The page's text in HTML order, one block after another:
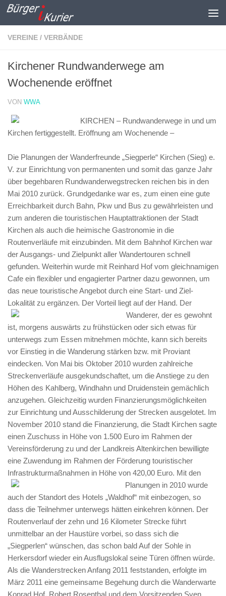
Zum Inhalt springen
VEREINE / VERBÄNDE
Kirchener Rundwanderwege am
Wochenende eröffnet
VON WWA
KIRCHEN – Rundwanderwege in und um
Kirchen fertiggestellt. Eröffnung am Wochenende –
Die Planungen der Wanderfreunde „Siegperle“ Kirchen (Sieg) e.
V. zur Einrichtung von permanenten und somit das ganze Jahr
über begehbaren Rundwanderwegstrecken reichen bis in den
Mai 2010 zurück. Grundgedanke war es, zum einen eine gute
Erreichbarkeit durch Bahn, Pkw und Bus zu gewährleisten und
zum anderen die touristischen Hauptattraktionen der Stadt
Kirchen als auch die heimische Gastronomie in die
Routenverläufe mit einzubinden. Mit dem Bahnhof Kirchen war
der Ausgangs- und Zielpunkt aller Wandertouren schnell
gefunden. Weiterhin wurde mit Reinhard Hof vom gleichnamigen
Cafe ein flexibler und engagierter Partner dazu gewonnen, um
das neue touristische Angebot durch eine Start- und Ziel-
Lokalität zu ergänzen. Der Vorteil liegt auf der Hand. Der
Wanderer, der es gewohnt
ist, morgens auswärts zu frühstücken oder sich etwas für
unterwegs zum Essen mitnehmen möchte, kann sich bereits
vor Einstieg in die Wanderung stärken bzw. mit Proviant
eindecken. Von Mai bis Oktober 2010 wurden zahlreiche
Streckenverläufe ausgekundschaftet, um die Anstiege zu den
Höhen des Kahlberg, Windhahn und Druidenstein gemächlich
anzugehen. Gleichzeitig wurden Finanzierungsmöglichkeiten
zur Einrichtung und Ausschilderung der Strecken ausgelotet. Im
November 2010 stand die Finanzierung, die Stadt Kirchen sagte
einen Zuschuss in Höhe von 1.500 Euro im Rahmen der
Vereinsförderung zu und der Landkreis Altenkirchen bewilligte
eine Zuwendung im Rahmen der Förderung touristischer
Infrastrukturmaßnahmen in Höhe von 420,00 Euro. Mit den
Planungen in 2010 wurde
auch der Standort des Hotels „Waldhof“ mit einbezogen, so
dass die Teilnehmer unterwegs hätten einkehren können. Der
Routenverlauf der zehn und 16 Kilometer Strecke führt
unmittelbar an der Haustüre vorbei, so dass sich die
„Siegperlen“ wünschen, das schon bald Auf der Sohle in
Herkersdorf wieder ein Ausflugslokal seine Türen öffnen würde.
Als die Wanderstrecken Anfang 2011 feststanden, erfolgte im
März 2011 eine gemeinsame Begehung durch die Wanderwarte
Konrad Hof, Robert Rosenthal und dem Vorsitzenden Sven